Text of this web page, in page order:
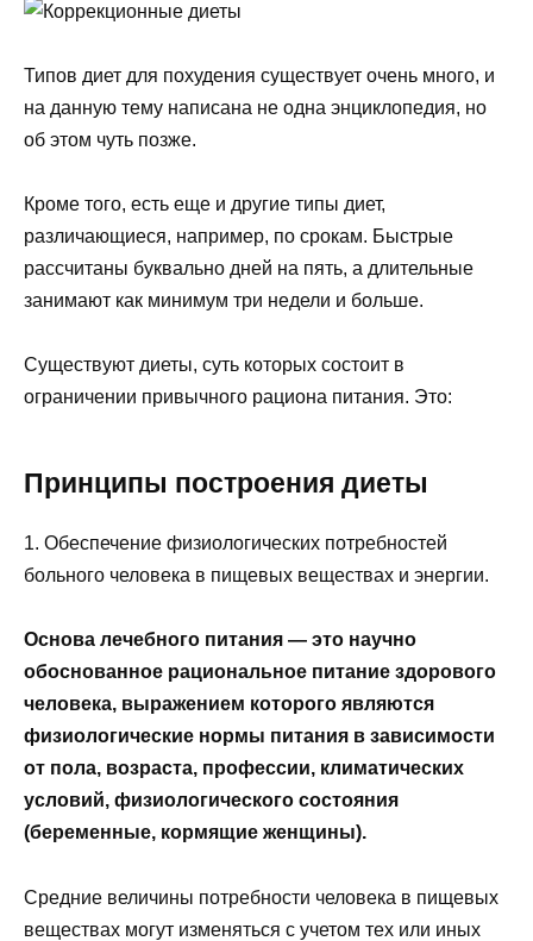
Типов диет для похудения существует очень много, и
на данную тему написана не одна энциклопедия, но
об этом чуть позже.
Кроме того, есть еще и другие типы диет,
различающиеся, например, по срокам. Быстрые
рассчитаны буквально дней на пять, а длительные
занимают как минимум три недели и больше.
Существуют диеты, суть которых состоит в
ограничении привычного рациона питания. Это:
Принципы построения диеты
1. Обеспечение физиологических потребностей
больного человека в пищевых веществах и энергии.
Основа лечебного питания — это научно
обоснованное рациональное питание здорового
человека, выражением которого являются
физиологические нормы питания в зависимости
от пола, возраста, профессии, климатических
условий, физиологического состояния
(беременные, кормящие женщины).
Средние величины потребности человека в пищевых
веществах могут изменяться с учетом тех или иных